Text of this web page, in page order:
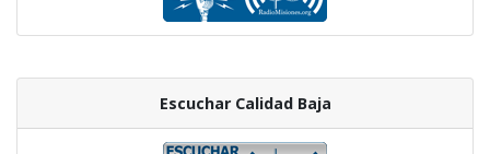
Escuchar Calidad Baja